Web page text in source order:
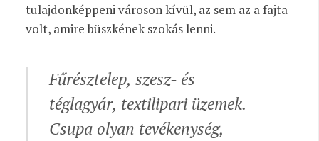
tulajdonképpeni városon kívül, az sem az a fajta
volt, amire büszkének szokás lenni.
Fűrésztelep, szesz- és
téglagyár, textilipari üzemek.
Csupa olyan tevékenység,